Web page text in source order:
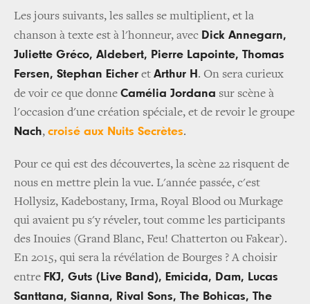
Les jours suivants, les salles se multiplient, et la
chanson à texte est à l'honneur, avec Dick Annegarn,
Juliette Gréco, Aldebert, Pierre Lapointe, Thomas
Fersen, Stephan Eicher et Arthur H . On sera curieux
de voir ce que donne Camélia Jordana sur scène à
l'occasion d'une création spéciale, et de revoir le groupe
Nach, croisé aux Nuits Secrètes.
Pour ce qui est des découvertes, la scène 22 risquent de
nous en mettre plein la vue. L'année passée, c'est
Hollysiz, Kadebostany, Irma, Royal Blood ou Murkage
qui avaient pu s'y réveler, tout comme les participants
des Inouies (Grand Blanc, Feu! Chatterton ou Fakear).
En 2015, qui sera la révélation de Bourges ? A choisir
entre FKJ, Guts (Live Band), Emicida, Dam, Lucas
Santtana, Sianna, Rival Sons, The Bohicas, The